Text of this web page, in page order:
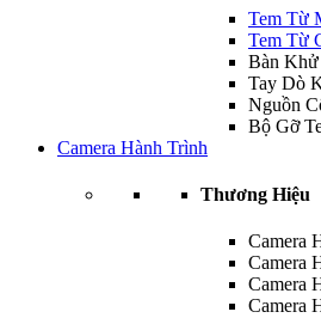
Tem Từ
Tem Từ
Bàn
Tay Dò
Nguồn
Bộ Gỡ
Camera Hành Trình
Thương Hiệu
Camera
Camera
Camera
Camera